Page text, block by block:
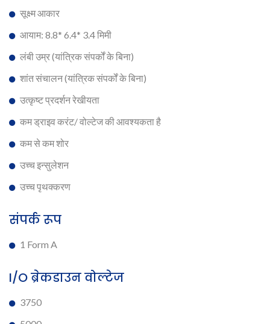
सूक्ष्म आकार
आयाम: 8.8* 6.4* 3.4 मिमी
लंबी उम्र (यांत्रिक संपर्कों के बिना)
शांत संचालन (यांत्रिक संपर्कों के बिना)
उत्कृष्ट प्रदर्शन रेखीयता
कम ड्राइव करंट/ वोल्टेज की आवश्यकता है
कम से कम शोर
उच्च इन्सुलेशन
उच्च पृथक्करण
संपर्क रूप
1 Form A
I/O ब्रेकडाउन वोल्टेज
3750